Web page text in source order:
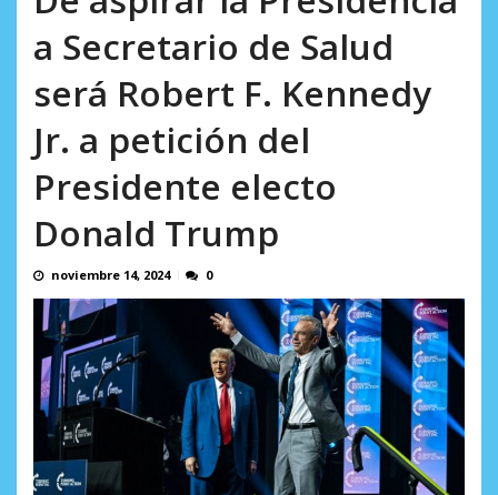
a Secretario de Salud
será Robert F. Kennedy
Jr. a petición del
Presidente electo
Donald Trump
noviembre 14, 2024 0